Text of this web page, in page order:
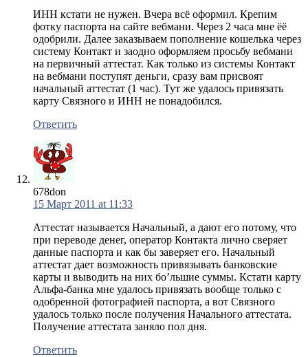
ИНН кстати не нужен. Вчера всё оформил. Крепим
фотку паспорта на сайте вебмани. Через 2 часа мне ёё
одобрили. Далее заказываем пополнение кошелька через
систему Контакт и заодно оформляем просьбу вебмани
на первичный аттестат. Как только из системы Контакт
на вебмани поступят деньги, сразу вам присвоят
начальный аттестат (1 час). Тут же удалось привязать
карту Связного и ИНН не понадобился.
Ответить
678don
15 Март 2011 at 11:33
Аттестат называется Начальный, а дают его потому, что
при переводе денег, оператор Контакта лично сверяет
данные паспорта и как бы заверяет его. Начальный
аттестат дает возможность привязывать банковские
карты и выводить на них бо’льшие суммы. Кстати карту
Альфа-банка мне удалось привязать вообще только с
одобренной фотографией паспорта, а вот Связного
удалось только после получения Начального аттестата.
Получение аттестата заняло пол дня.
Ответить